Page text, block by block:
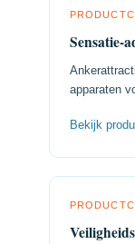
Sensatie-
apparaten
Bekijk